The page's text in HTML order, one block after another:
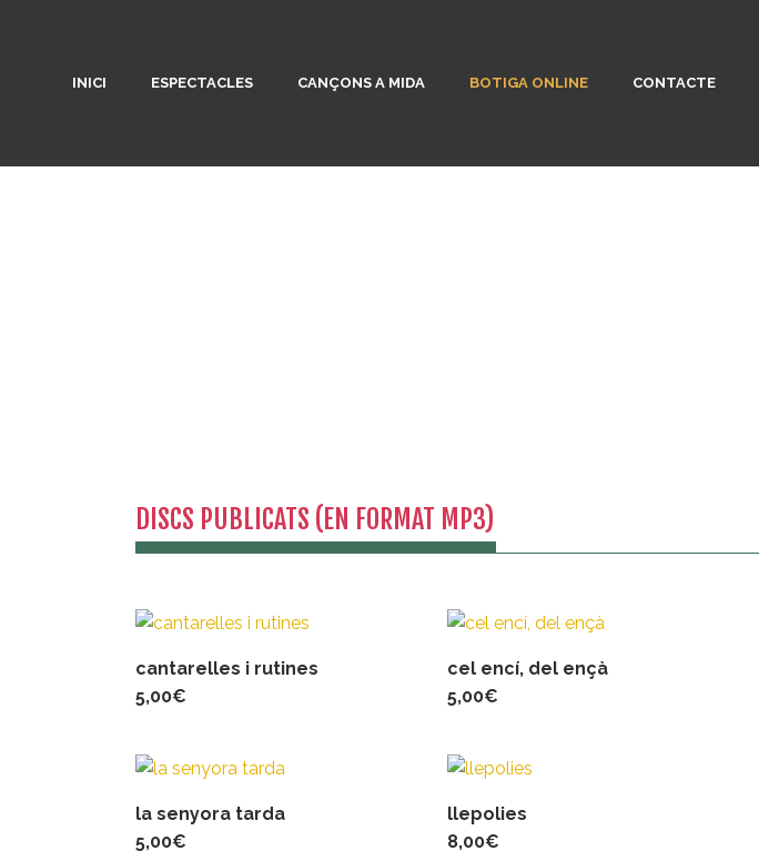
INICI ESPECTACLES CANÇONS A MIDA BOTIGA ONLINE CONTACTE
DISCS PUBLICATS (EN FORMAT MP3)
cantarelles i rutines
5,00€
cel encí, del ençà
5,00€
la senyora tarda
5,00€
llepolies
8,00€